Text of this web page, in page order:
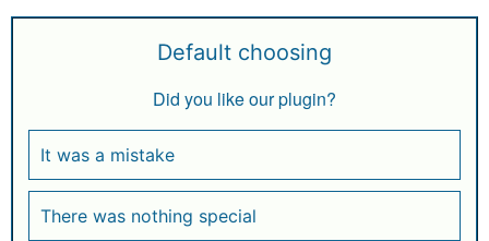
at
p
p
c
o
o
k
e
g
ra
m
k
e
dI
n
ar
e
Default choosing
Did you like our plugin?
It was a mistake
There was nothing special